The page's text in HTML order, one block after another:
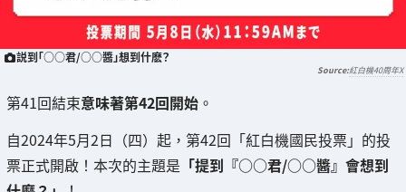
説到「○○君/○○醬」想到什麽？
紅白機40周年X
第41回結束意味著第42回開始 。
自2024年5月2日（四）起，第42回「紅白機國民投票」的投
票正式開啟！本次的主題是 「提到『○○君/○○醬』會想到